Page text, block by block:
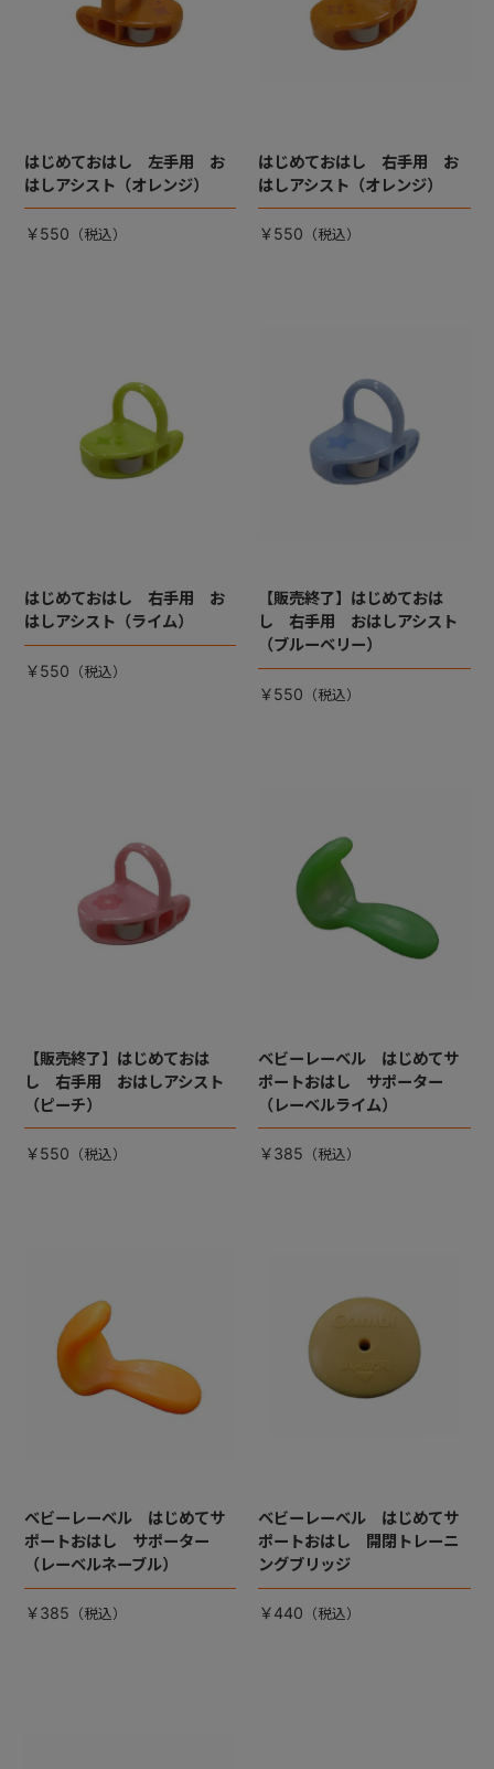
はじめておはし 左手用 お
はしアシスト（オレンジ）
￥550
はじめておはし 右手用 お
はしアシスト（オレンジ）
￥550
はじめておはし 右手用 お
はしアシスト（ライム）
￥550
【販売終了】はじめておは
し 右手用 おはしアシスト
（ブルーベリー）
￥550
【販売終了】はじめておは
し 右手用 おはしアシスト
（ピーチ）
￥550
ベビーレーベル はじめてサ
ポートおはし サポーター
（レーベルライム）
￥385
ベビーレーベル はじめてサ
ポートおはし サポーター
（レーベルネーブル）
￥385
ベビーレーベル はじめてサ
ポートおはし 開閉トレーニ
ングブリッジ
￥440